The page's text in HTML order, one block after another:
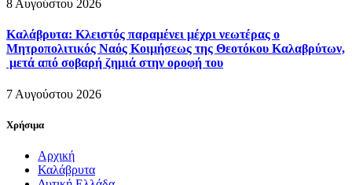
8 Αυγούστου 2026
Καλάβρυτα: Κλειστός παραμένει μέχρι νεωτέρας ο
Μητροπολιτικός Ναός Κοιμήσεως της Θεοτόκου Καλαβρύτων,
μετά από σοβαρή ζημιά στην οροφή του
7 Αυγούστου 2026
Χρήσιμα
Αρχική
Καλάβρυτα